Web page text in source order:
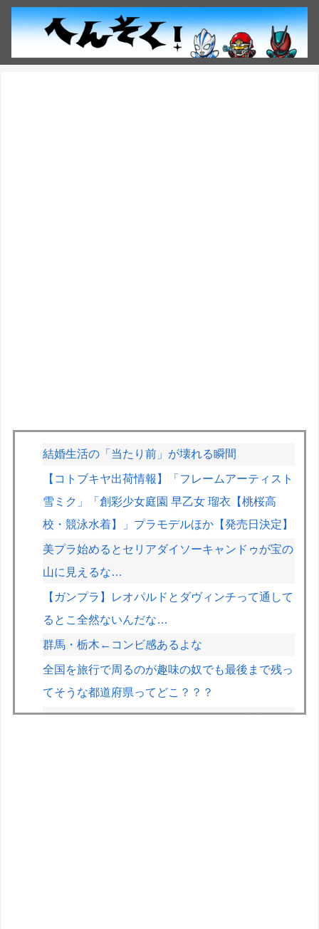
結婚生活の「当たり前」が壊れる瞬間
【コトブキヤ出荷情報】「フレームアーティスト
雪ミク」「創彩少女庭園 早乙女 瑠衣【桃桜高
校・競泳水着】」プラモデルほか【発売日決定】
美プラ始めるとセリアダイソーキャンドゥが宝の
山に見えるな…
【ガンプラ】レオパルドとダヴィンチって通して
るとこ全然ないんだな…
群馬・栃木←コンビ感あるよな
全国を旅行で周るのが趣味の奴でも最後まで残っ
てそうな都道府県ってどこ？？？
コルトン・ハータのF1参戦の可能性が消滅した